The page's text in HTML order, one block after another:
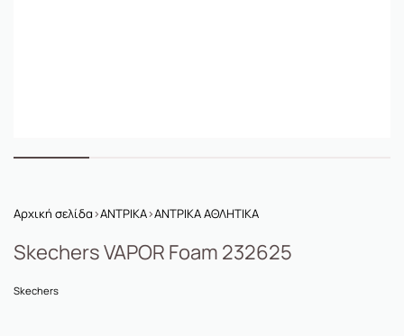
Αρχική σελίδα›ΑΝΤΡΙΚΑ›ΑΝΤΡΙΚΑ ΑΘΛΗΤΙΚΑ
Skechers VAPOR Foam 232625
Skechers